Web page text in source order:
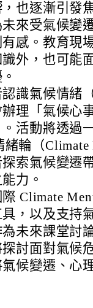
也逐漸引發
來受氣候變
感。教育現
外，也可能
識氣候情緒
理「氣候心
活動將透過
緒輪（
索氣候變遷
力。
Climate
具，以及支持
未來課堂討
討面對氣候
候變遷、心